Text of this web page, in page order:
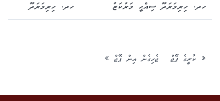
ހދ. ހިރިމަރަދޫ ސިއްޙީ މަރުކަޒު
ހދ. ހިރިމަރަދޫ
« ކުރީގެ ޕޭޖް ޖެހިގެން އިން ޕޭޖް »